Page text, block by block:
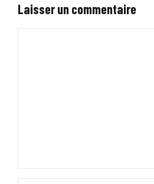
Laisser un commentaire